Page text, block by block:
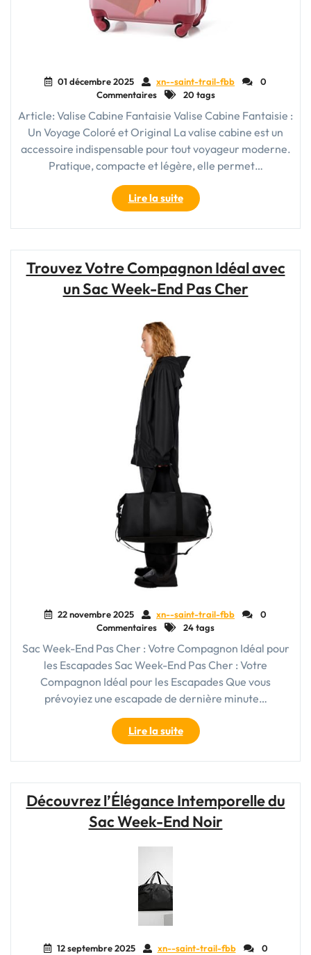
01 décembre 2025 xn--saint-trail-fbb
0
Commentaires
20 tags
Article: Valise Cabine Fantaisie Valise Cabine Fantaisie :
Un Voyage Coloré et Original La valise cabine est un
accessoire indispensable pour tout voyageur moderne.
Pratique, compacte et légère, elle permet…
Lire la suite"Voyagez
avec
Style
Découvrez
la
Valise
Touche
d’Originalité
Trouvez Votre Compagnon Idéal avec
un Sac Week-End Pas Cher
22 novembre 2025 xn--saint-trail-fbb
0
Commentaires
24 tags
Sac Week-End Pas Cher : Votre Compagnon Idéal pour
les Escapades Sac Week-End Pas Cher : Votre
Compagnon Idéal pour les Escapades Que vous
prévoyiez une escapade de dernière minute…
Lire la suite"Trouvez
Votre
Compagnon
un
Sac
Découvrez l’Élégance Intemporelle du
Sac Week-End Noir
12 septembre 2025 xn--saint-trail-fbb
0